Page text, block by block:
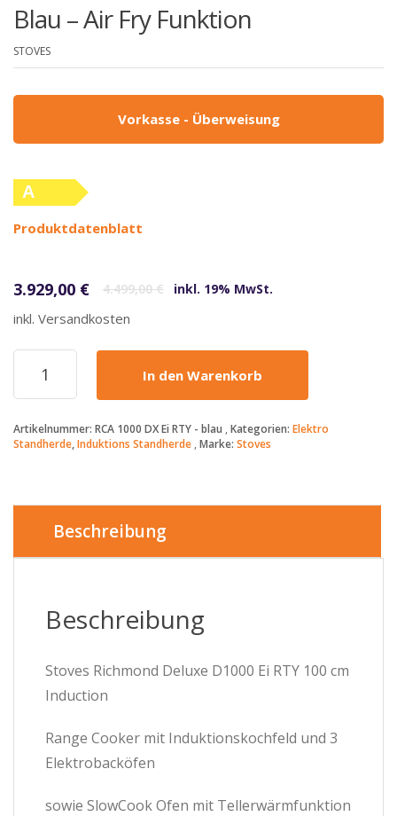
Blau – Air Fry Funktion
STOVES
Vorkasse - Überweisung
A
Produktdatenblatt
4.499,00€
3.929,00 € inkl. 19% MwSt.
inkl. Versandkosten
STOVES
3929€
Richmond
-
DX
-
Funktion
In den Warenkorb
Artikelnummer: RCA 1000 DX Ei RTY - blau Kategorien: Elektro
Standherde,Induktions Standherde Marke: Stoves
Beschreibung
Beschreibung
Stoves Richmond Deluxe D1000 Ei RTY 100 cm
Induction
Range Cooker mit Induktionskochfeld und 3
Elektrobacköfen
sowie SlowCook Ofen mit Tellerwärmfunktion